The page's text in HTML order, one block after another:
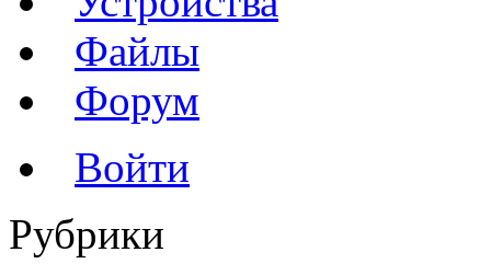
Файлы
Форум
Войти
Рубрики